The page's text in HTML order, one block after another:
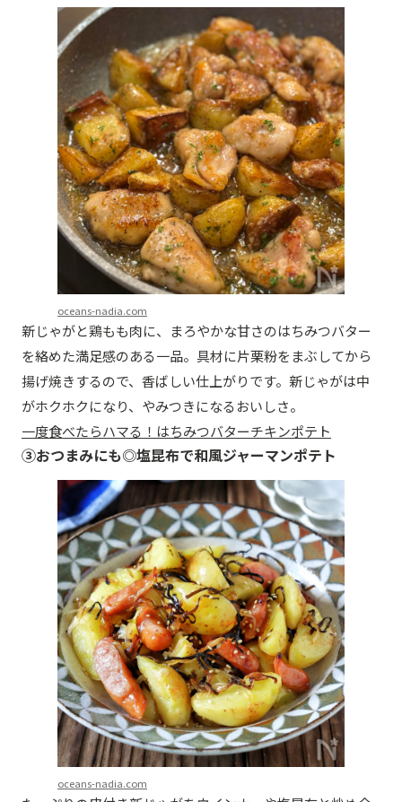
oceans-nadia.com
新じゃがと鶏もも肉に、まろやかな甘さのはちみつバター
を絡めた満足感のある一品。具材に片栗粉をまぶしてから
揚げ焼きするので、香ばしい仕上がりです。新じゃがは中
がホクホクになり、やみつきになるおいしさ。
一度食べたらハマる！はちみつバターチキンポテト
③おつまみにも◎塩昆布で和風ジャーマンポテト
oceans-nadia.com